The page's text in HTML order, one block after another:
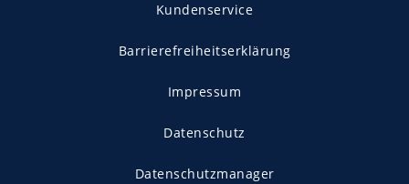
Kundenservice
Barrierefreiheitserklärung
Impressum
Datenschutz
Datenschutzmanager